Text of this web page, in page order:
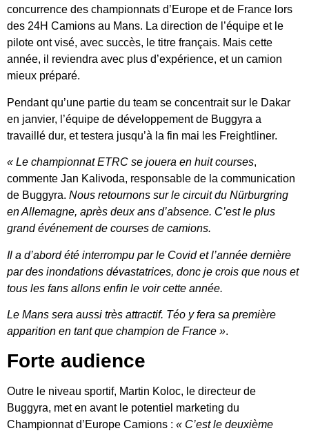
concurrence des championnats d’Europe et de France lors
des 24H Camions au Mans. La direction de l’équipe et le
pilote ont visé, avec succès, le titre français. Mais cette
année, il reviendra avec plus d’expérience, et un camion
mieux préparé.
Pendant qu’une partie du team se concentrait sur le Dakar
en janvier, l’équipe de développement de Buggyra a
travaillé dur, et testera jusqu’à la fin mai les Freightliner.
« Le championnat ETRC se jouera en huit courses,
commente Jan Kalivoda, responsable de la communication
de Buggyra. Nous retournons sur le circuit du Nürburgring
en Allemagne, après deux ans d’absence. C’est le plus
grand événement de courses de camions.
Il a d’abord été interrompu par le Covid et l’année dernière
par des inondations dévastatrices, donc je crois que nous et
tous les fans allons enfin le voir cette année.
Le Mans sera aussi très attractif. Téo y fera sa première
apparition en tant que champion de France ».
Forte audience
Outre le niveau sportif, Martin Koloc, le directeur de
Buggyra, met en avant le potentiel marketing du
Championnat d’Europe Camions : « C’est le deuxième